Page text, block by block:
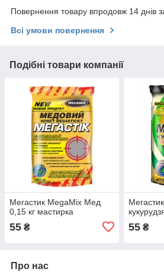
Повернення товару впродовж 14 днів
Всі умови повернення
Подібні товари компанії
Мегастик MegaMix Мед
0,15 кг мастирка
55 ₴ 55₴
Про нас